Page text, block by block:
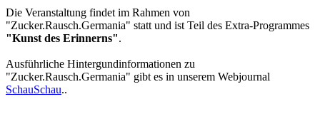
Die Veranstaltung findet im Rahmen von
"Zucker.Rausch.Germania" statt und ist Teil des Extra-Programmes
"Kunst des Erinnerns".
Ausführliche Hintergundinformationen zu
"Zucker.Rausch.Germania" gibt es in unserem Webjournal
SchauSchau..